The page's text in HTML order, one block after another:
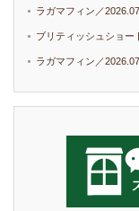
ラガマフィン／
ブリティッシュショー
ラガマフィン／